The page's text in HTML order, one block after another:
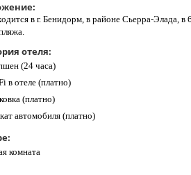
в г. Бенидорм, в районе Сьерра-Элада, в
отеля:
(24 часа)
в отеле (платно)
(платно)
автомобиля (платно)
комната